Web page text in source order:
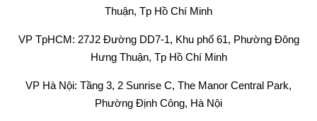
Thuận, Tp Hồ Chí Minh
VP TpHCM: 27J2 Đường DD7-1, Khu phố 61, Phường Đông
Hưng Thuận, Tp Hồ Chí Minh
VP Hà Nội: Tầng 3, 2 Sunrise C, The Manor Central Park,
Phường Định Công, Hà Nội